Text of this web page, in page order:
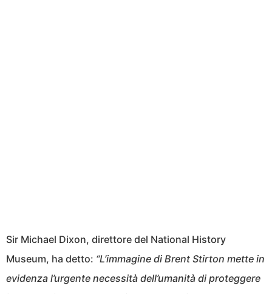
Sir Michael Dixon, direttore del National History
Museum, ha detto: “L’immagine di Brent Stirton mette in
evidenza l’urgente necessità dell’umanità di proteggere